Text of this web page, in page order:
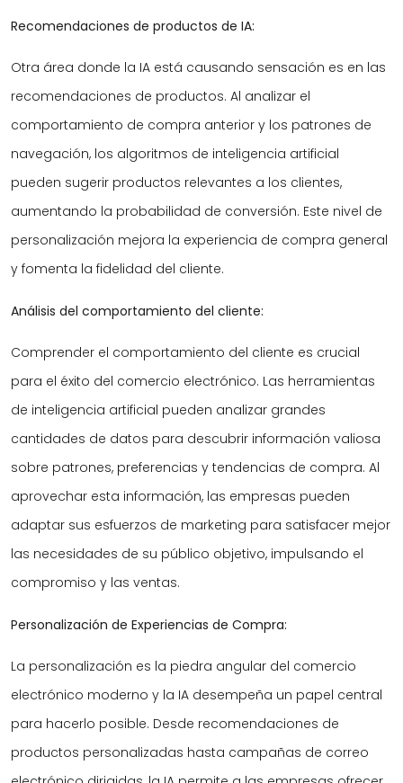
Recomendaciones de productos de IA:
Otra área donde la IA está causando sensación es en las
recomendaciones de productos. Al analizar el
comportamiento de compra anterior y los patrones de
navegación, los algoritmos de inteligencia artificial
pueden sugerir productos relevantes a los clientes,
aumentando la probabilidad de conversión. Este nivel de
personalización mejora la experiencia de compra general
y fomenta la fidelidad del cliente.
Análisis del comportamiento del cliente:
Comprender el comportamiento del cliente es crucial
para el éxito del comercio electrónico. Las herramientas
de inteligencia artificial pueden analizar grandes
cantidades de datos para descubrir información valiosa
sobre patrones, preferencias y tendencias de compra. Al
aprovechar esta información, las empresas pueden
adaptar sus esfuerzos de marketing para satisfacer mejor
las necesidades de su público objetivo, impulsando el
compromiso y las ventas.
Personalización de Experiencias de Compra:
La personalización es la piedra angular del comercio
electrónico moderno y la IA desempeña un papel central
para hacerlo posible. Desde recomendaciones de
productos personalizadas hasta campañas de correo